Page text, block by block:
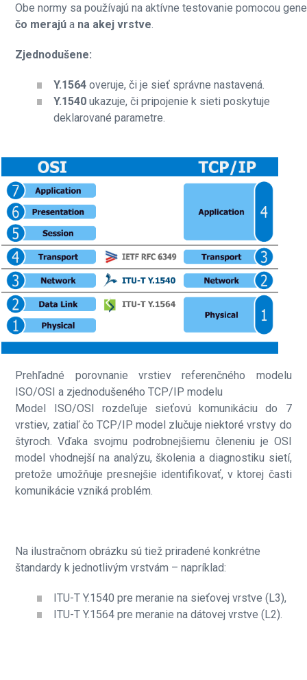
Obe normy sa používajú na aktívne testovanie pomocou
čo merajú a na akej vrstve
Zjednodušene:
Y.1564 overuje, či je sieť správne nastavená.
Y.1540 ukazuje, či pripojenie k sieti poskytuje
deklarované parametre.
Prehľadné porovnanie vrstiev referenčného modelu
ISO/OSI a zjednodušeného TCP/IP modelu
Model ISO/OSI rozdeľuje sieťovú komunikáciu do 7
vrstiev, zatiaľ čo TCP/IP model zlučuje niektoré vrstvy do
štyroch. Vďaka svojmu podrobnejšiemu členeniu je OSI
model vhodnejší na analýzu, školenia a diagnostiku sietí,
pretože umožňuje presnejšie identifikovať, v ktorej časti
komunikácie vzniká problém.
Na ilustračnom obrázku sú tiež priradené konkrétne
štandardy k jednotlivým vrstvám – napríklad:
ITU-T Y.1540 pre meranie na sieťovej vrstve (L3),
ITU-T Y.1564 pre meranie na dátovej vrstve (L2).